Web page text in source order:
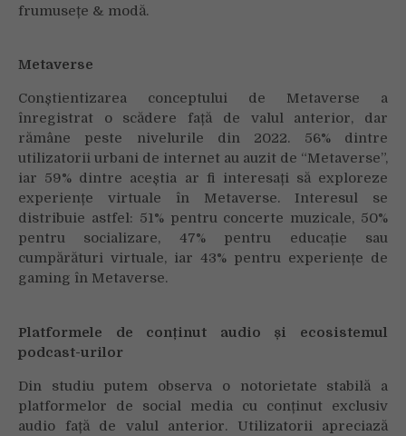
frumusețe & modă.
Metaverse
Conștientizarea conceptului de Metaverse a
înregistrat o scădere față de valul anterior, dar
rămâne peste nivelurile din 2022. 56% dintre
utilizatorii urbani de internet au auzit de “Metaverse”,
iar 59% dintre aceștia ar fi interesați să exploreze
experiențe virtuale în Metaverse. Interesul se
distribuie astfel: 51% pentru concerte muzicale, 50%
pentru socializare, 47% pentru educație sau
cumpărături virtuale, iar 43% pentru experiențe de
gaming în Metaverse.
Platformele de conținut audio și ecosistemul
podcast-urilor
Din studiu putem observa o notorietate stabilă a
platformelor de social media cu conținut exclusiv
audio față de valul anterior. Utilizatorii apreciază